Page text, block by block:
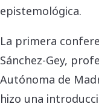
epistemológica.
La primera
Sánchez-Gey,
Autónoma de
hizo una